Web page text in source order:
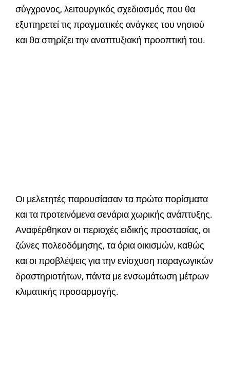
σύγχρονος, λειτουργικός σχεδιασμός που θα
εξυπηρετεί τις πραγματικές ανάγκες του νησιού
και θα στηρίζει την αναπτυξιακή προοπτική του.
Οι μελετητές παρουσίασαν τα πρώτα πορίσματα
και τα προτεινόμενα σενάρια χωρικής ανάπτυξης.
Αναφέρθηκαν οι περιοχές ειδικής προστασίας, οι
ζώνες πολεοδόμησης, τα όρια οικισμών, καθώς
και οι προβλέψεις για την ενίσχυση παραγωγικών
δραστηριοτήτων, πάντα με ενσωμάτωση μέτρων
κλιματικής προσαρμογής.